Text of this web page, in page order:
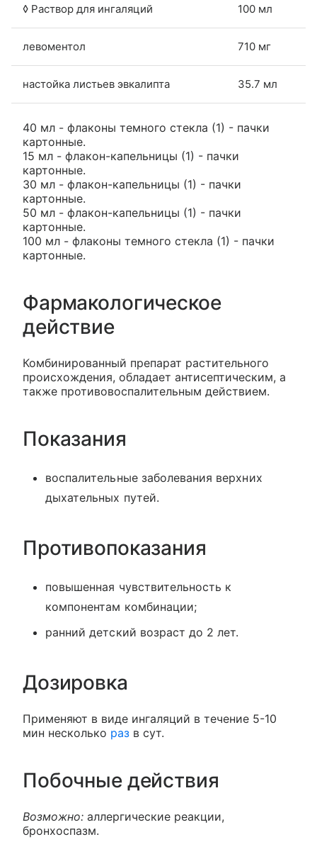
◊ Раствор для ингаляций 100 мл
левоментол 710 мг
настойка листьев эвкалипта 35.7 мл
40 мл - флаконы темного стекла (1) - пачки
картонные.
15 мл - флакон-капельницы (1) - пачки
картонные.
30 мл - флакон-капельницы (1) - пачки
картонные.
50 мл - флакон-капельницы (1) - пачки
картонные.
100 мл - флаконы темного стекла (1) - пачки
картонные.
Фармакологическое
действие
Комбинированный препарат растительного
происхождения, обладает антисептическим, а
также противовоспалительным действием.
Показания
воспалительные заболевания верхних
дыхательных путей.
Противопоказания
повышенная чувствительность к
компонентам комбинации;
ранний детский возраст до 2 лет.
Дозировка
Применяют в виде ингаляций в течение 5-10
мин несколько раз в сут.
Побочные действия
Возможно: аллергические реакции,
бронхоспазм.